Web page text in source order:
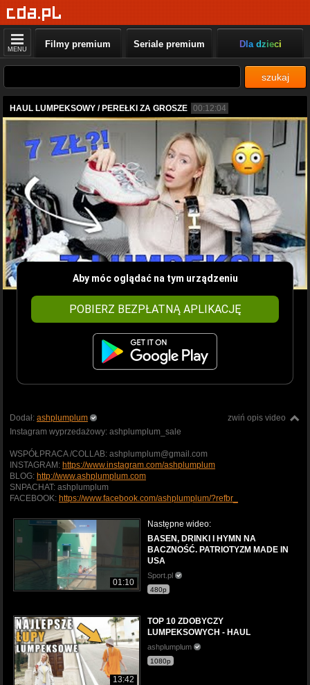
MENU Filmy premium Seriale premium Dla dzieci
szukaj
HAUL LUMPEKSOWY / PEREŁKI ZA GROSZE 00:12:04
Aby móc oglądać na tym urządzeniu
POBIERZ BEZPŁATNĄ APLIKACJĘ
zwiń opis video
Dodał: ashplumplum
Instagram wyprzedażowy: ashplumplum_sale
WSPÓŁPRACA /COLLAB: ashplumplum@gmail.com
INSTAGRAM: https://www.instagram.com/ashplumplum
BLOG: http://www.ashplumplum.com
SNPACHAT: ashplumplum
FACEBOOK: https://www.facebook.com/ashplumplum/?refbr_
01:10
Następne wideo:
BASEN, DRINKI I HYMN NA
BACZNOŚĆ. PATRIOTYZM MADE IN
USA
Sport.pl
480p
13:42
TOP 10 ZDOBYCZY
LUMPEKSOWYCH - HAUL
ashplumplum
1080p